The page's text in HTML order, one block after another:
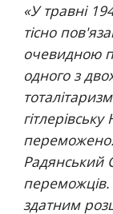
«У травні
тісно
очевидною
одного з
Радянський
здатним